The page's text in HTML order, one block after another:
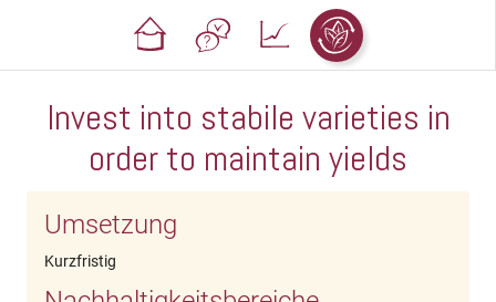
Invest into stabile varieties in
order to maintain yields
Umsetzung
Kurzfristig